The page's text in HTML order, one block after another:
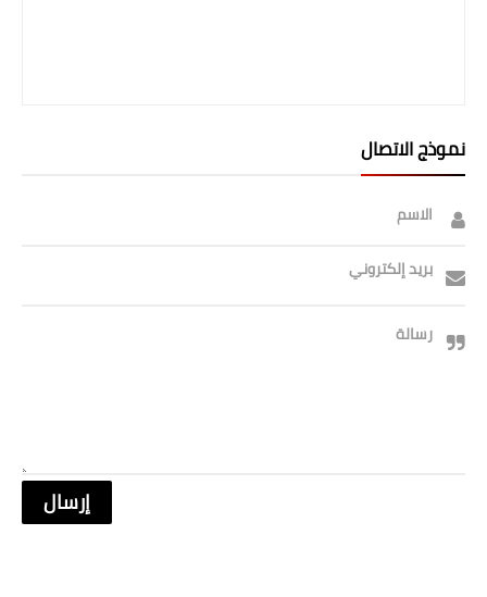
نموذج الاتصال
الاسم
بريد إلكتروني
رسالة